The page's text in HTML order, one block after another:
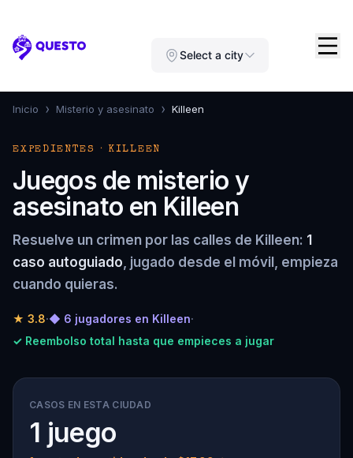
Questo Select a city
Inicio › Misterio y asesinato › Killeen
EXPEDIENTES · KILLEEN
Juegos de misterio y
asesinato en Killeen
Resuelve un crimen por las calles de Killeen: 1
caso autoguiado, jugado desde el móvil, empieza
cuando quieras.
★ 3.8·◆ 6 jugadores en Killeen·
✓ Reembolso total hasta que empieces a jugar
CASOS EN ESTA CIUDAD
1 juego